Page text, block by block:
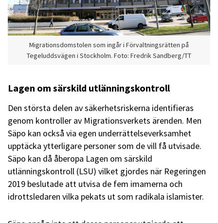
Migrationsdomstolen som ingår i Förvaltningsrätten på
Tegeluddsvägen i Stockholm. Foto: Fredrik Sandberg/TT
Lagen om särskild utlänningskontroll
Den största delen av säkerhetsriskerna identifieras
genom kontroller av Migrationsverkets ärenden. Men
Säpo kan också via egen underrättelseverksamhet
upptäcka ytterligare personer som de vill få utvisade.
Säpo kan då åberopa Lagen om särskild
utlänningskontroll (LSU) vilket gjordes när Regeringen
2019 beslutade att utvisa de fem imamerna och
idrottsledaren vilka pekats ut som radikala islamister.